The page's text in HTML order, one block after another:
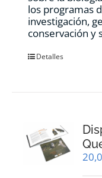
los programas
investigación,
conservación y
Detalles